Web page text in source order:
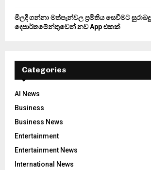
මිලදී ගන්නා මත්පැන්වල ප්‍රමිතිය සෙවීමට සුරාබදු
දෙපාර්තමේන්තුවෙන් නව App එකක්
Categories
AI News
Business
Business News
Entertainment
Entertainment News
International News